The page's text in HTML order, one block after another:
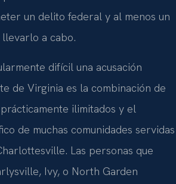
un delito federal y al menos un
a cabo.
difícil una acusación
de Virginia es la combinación de
ilimitados y el
de muchas comunidades servidas
Las personas que
Ivy, o North Garden